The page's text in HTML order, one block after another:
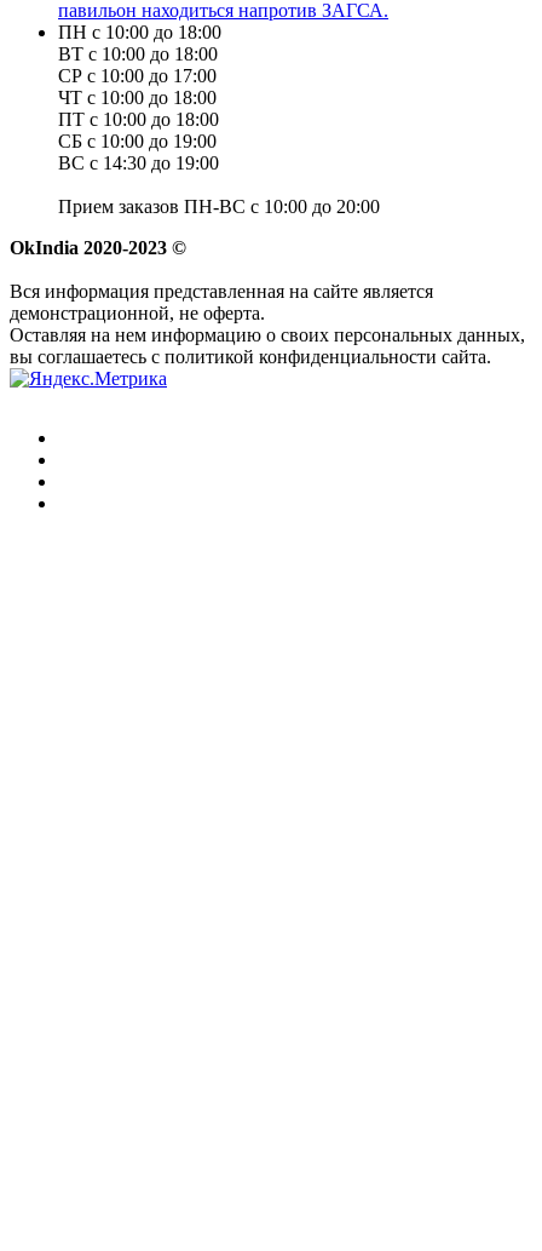
павильон находиться напротив ЗАГСА.
ПН с 10:00 до 18:00
ВТ с 10:00 до 18:00
СР с 10:00 до 17:00
ЧТ с 10:00 до 18:00
ПТ с 10:00 до 18:00
СБ с 10:00 до 19:00
ВС с 14:30 до 19:00
Прием заказов ПН-ВС с 10:00 до 20:00
OkIndia 2020-2023 ©
Вся информация представленная на сайте является
демонстрационной, не оферта.
Оставляя на нем информацию о своих персональных данных,
вы соглашаетесь с политикой конфиденциальности сайта.